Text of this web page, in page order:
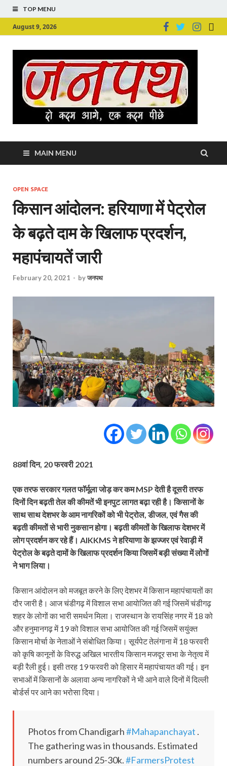
TOP MENU
August 9, 2026
MAIN MENU
OPEN SPACE
किसान आंदोलन: हरियाणा में पेट्रोल
के बढ़ते दाम के खिलाफ प्रदर्शन,
महापंचायतें जारी
February 20, 2021 - byजनपथ
88वां दिन, 20 फरवरी 2021
एक तरफ सरकार गलत फॉर्मूला जोड़ कर कम MSP देती है दूसरी तरफ
दिनों दिन बढ़ती तेल की कीमतें भी इनपुट लागत बढ़ा रही है। किसानों के
साथ साथ देशभर के आम नागरिकों को भी पेट्रोल, डीजल, एवं गैस की
बढ़ती कीमतों से भारी नुकसान होगा। बढ़ती कीमतों के खिलाफ देशभर में
लोग प्रदर्शन कर रहे हैं। AIKKMS ने हरियाणा के झज्जर एवं रेवाड़ी में
पेट्रोल के बढ़ते दामों के खिलाफ प्रदर्शन किया जिसमें बड़ी संख्या में लोगों
ने भाग लिया।
किसान आंदोलन को मजबूत करने के लिए देशभर में किसान महापंचायतों का
दौर जारी है। आज चंडीगढ़ में विशाल सभा आयोजित की गई जिसमें चंडीगढ़
शहर के लोगों का भारी समर्थन मिला। राजस्थान के रायसिंह नगर में 18 को
और हनुमानगढ़ में 19 को विशाल सभा आयोजित की गई जिसमें सयुंक्त
किसान मोर्चा के नेताओं ने संबोधित किया। सूर्यपेट तेलंगाना में 18 फरवरी
को कृषि कानूनों के विरुद्ध अखिल भारतीय किसान मजदूर सभा के नेतृत्व में
बड़ी रैली हुई। इसी तरह 19 फरवरी को हिसार में महापंचायत की गई। इन
सभाओं में किसानों के अलावा अन्य नागरिकों ने भी आने वाले दिनों में दिल्ली
बोर्डर्स पर आने का भरोसा दिया।
Photos from Chandigarh#Mahapanchayat .
The gathering was in thousands. Estimated
numbers around 25-30k.#FarmersProtest